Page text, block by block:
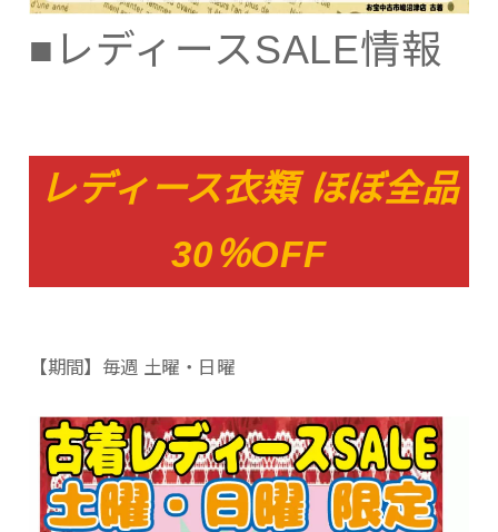
■レディースSALE情報
レディース衣類 ほぼ全品
30％OFF
【期間】毎週 土曜・日曜